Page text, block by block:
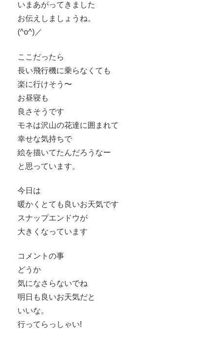
いまあがってきました
お伝えしましょうね。
(^o^)／
ここだったら
長い飛行機に乗らなくても
楽に行けそう〜
お昼寝も
良さそうです
モネは沢山の花達に囲まれて
幸せな気持ちで
絵を描いてたんだろうなー
と思っています。
今日は
暖かくとても良いお天気です
スナップエンドウが
大きくなっています
コメントの事
どうか
気になさらないでね
明日も良いお天気だと
いいな。
行ってらっしゃい!